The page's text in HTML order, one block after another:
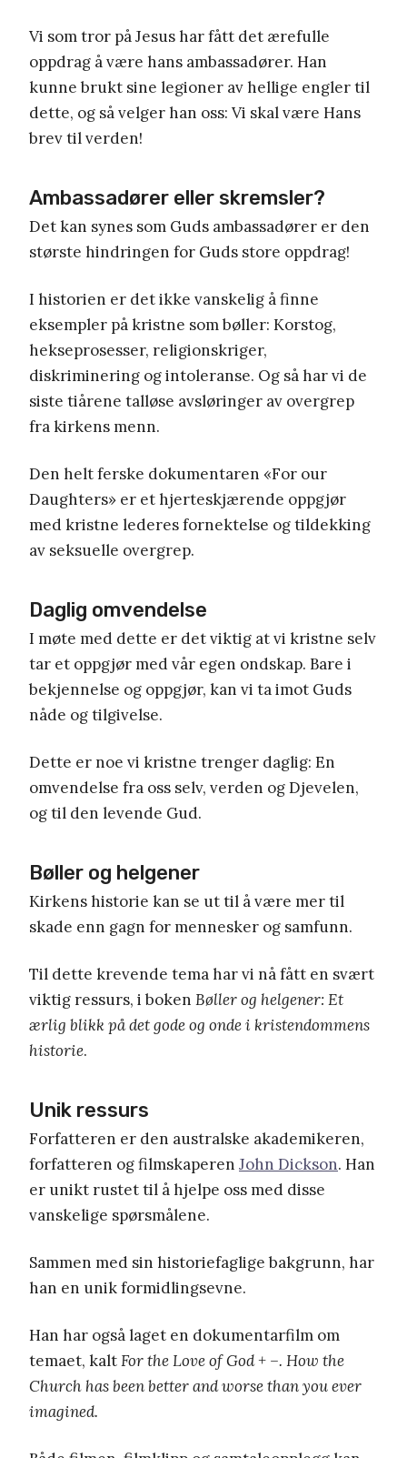
Vi som tror på Jesus har fått det ærefulle
oppdrag å være hans ambassadører. Han
kunne brukt sine legioner av hellige engler til
dette, og så velger han oss: Vi skal være Hans
brev til verden!
Ambassadører eller skremsler?
Det kan synes som Guds ambassadører er den
største hindringen for Guds store oppdrag!
I historien er det ikke vanskelig å finne
eksempler på kristne som bøller: Korstog,
hekseprosesser, religionskriger,
diskriminering og intoleranse. Og så har vi de
siste tiårene talløse avsløringer av overgrep
fra kirkens menn.
Den helt ferske dokumentaren «For our
Daughters» er et hjerteskjærende oppgjør
med kristne lederes fornektelse og tildekking
av seksuelle overgrep.
Daglig omvendelse
I møte med dette er det viktig at vi kristne selv
tar et oppgjør med vår egen ondskap. Bare i
bekjennelse og oppgjør, kan vi ta imot Guds
nåde og tilgivelse.
Dette er noe vi kristne trenger daglig: En
omvendelse fra oss selv, verden og Djevelen,
og til den levende Gud.
Bøller og helgener
Kirkens historie kan se ut til å være mer til
skade enn gagn for mennesker og samfunn.
Til dette krevende tema har vi nå fått en svært
viktig ressurs, i boken Bøller og helgener: Et
ærlig blikk på det gode og onde i kristendommens
historie.
Unik ressurs
Forfatteren er den australske akademikeren,
forfatteren og filmskaperen John Dickson. Han
er unikt rustet til å hjelpe oss med disse
vanskelige spørsmålene.
Sammen med sin historiefaglige bakgrunn, har
han en unik formidlingsevne.
Han har også laget en dokumentarfilm om
temaet, kaltFor the Love of God + –. How the
Church has been better and worse than you ever
imagined.